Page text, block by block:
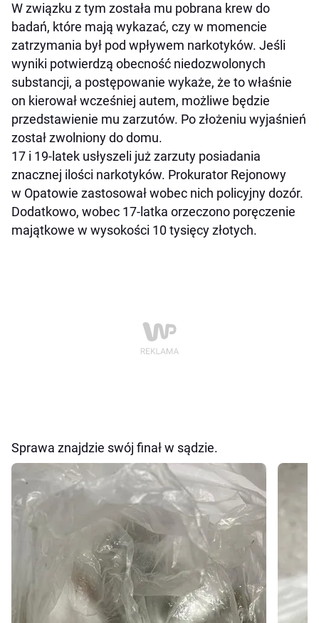
W związku z tym została mu pobrana krew do
badań, które mają wykazać, czy w momencie
zatrzymania był pod wpływem narkotyków. Jeśli
wyniki potwierdzą obecność niedozwolonych
substancji, a postępowanie wykaże, że to właśnie
on kierował wcześniej autem, możliwe będzie
przedstawienie mu zarzutów. Po złożeniu wyjaśnień
został zwolniony do domu.
17 i 19-latek usłyszeli już zarzuty posiadania
znacznej ilości narkotyków. Prokurator Rejonowy
w Opatowie zastosował wobec nich policyjny dozór.
Dodatkowo, wobec 17-latka orzeczono poręczenie
majątkowe w wysokości 10 tysięcy złotych.
Sprawa znajdzie swój finał w sądzie.